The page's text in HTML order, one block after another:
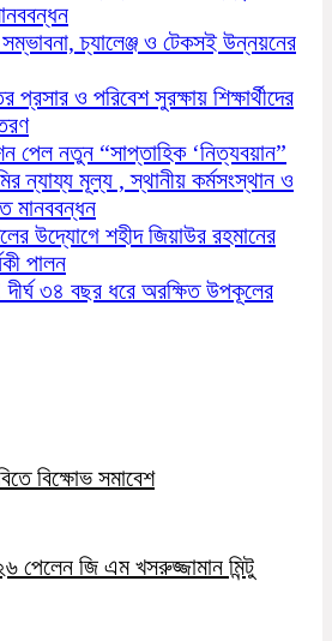
সম্ভাবনা, চ্যালেঞ্জ ও টেকসই উন্নয়নের
ও পরিবেশ সুরক্ষায় শিক্ষার্থীদের
পেল নতুন “সাপ্তাহিক ‘নিত্যবয়ান”
ন্যায্য মূল্য , স্থানীয় কর্মসংস্থান ও
মানববন্ধন
উদ্যোগে শহীদ জিয়াউর রহমানের
পালন
৩৪ বছর ধরে অরক্ষিত উপকূলের
বিক্ষোভ সমাবেশ
পেলেন জি এম খসরুজ্জামান মিন্টু